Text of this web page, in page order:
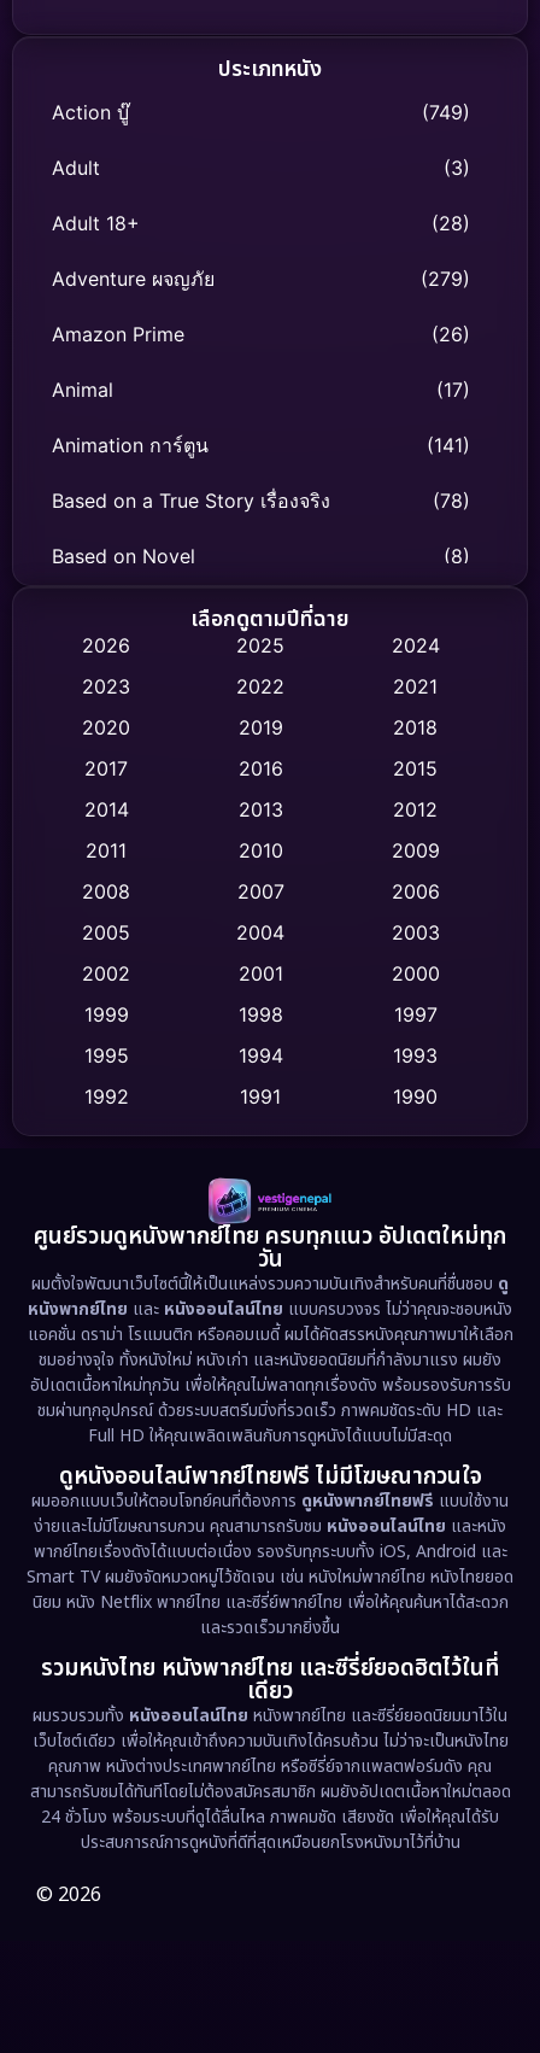
ประเภทหนัง
Action บู๊ (749)
Adult (3)
Adult 18+ (28)
Adventure ผจญภัย (279)
Amazon Prime (26)
Animal (17)
Animation การ์ตูน (141)
Based on a True Story เรื่องจริง (78)
Based on Novel (8)
Biography ชีวิตจริง
Classic หนังคลาสสิก (47)
Comedy ตลก (436)
Crime อาชญากรรม (513)
Cult Film
Dance เต้น (10)
Detective สืบสวน (59)
Disaster (13)
Disney+ (5)
Documentary สารคดี (93)
Drama ดราม่า (1,460)
Dystopian (17)
Emotional (61)
Epic มหากาพย์ (218)
Erotic (36)
Family ครอบครัว (363)
Fantasy จินตนาการ (326)
Fiction (9)
Film (57)
Gothic
เลือกดูตามปีที่ฉาย
2026 2025
2024
2023
2022
2021
2020
2019
2018
2017
2016
2015
2014
2013
2012
2011
2010
2009
2008
2007
2006
2005
2004
2003
2002
2001
2000
1999
1998
1997
1995
1994
1993
1992
1991
1990
1989
1988
1986
1983
1978
1962
ศูนย์รวมดูหนังพากย์ไทย ครบทุกแนว อัปเดตใหม่ทุก
วัน
ผมตั้งใจพัฒนาเว็บไซต์นี้ให้เป็นแหล่งรวมความบันเทิงสำหรับคนที่ชื่นชอบ ดู
หนังพากย์ไทย และ หนังออนไลน์ไทย แบบครบวงจร ไม่ว่าคุณจะชอบหนัง
แอคชั่น ดราม่า โรแมนติก หรือคอมเมดี้ ผมได้คัดสรรหนังคุณภาพมาให้เลือก
ชมอย่างจุใจ ทั้งหนังใหม่ หนังเก่า และหนังยอดนิยมที่กำลังมาแรง ผมยัง
อัปเดตเนื้อหาใหม่ทุกวัน เพื่อให้คุณไม่พลาดทุกเรื่องดัง พร้อมรองรับการรับ
ชมผ่านทุกอุปกรณ์ ด้วยระบบสตรีมมิ่งที่รวดเร็ว ภาพคมชัดระดับ HD และ
Full HD ให้คุณเพลิดเพลินกับการดูหนังได้แบบไม่มีสะดุด
ดูหนังออนไลน์พากย์ไทยฟรี ไม่มีโฆษณากวนใจ
ผมออกแบบเว็บให้ตอบโจทย์คนที่ต้องการ ดูหนังพากย์ไทยฟรี แบบใช้งาน
ง่ายและไม่มีโฆษณารบกวน คุณสามารถรับชม หนังออนไลน์ไทย และหนัง
พากย์ไทยเรื่องดังได้แบบต่อเนื่อง รองรับทุกระบบทั้ง iOS, Android และ
Smart TV ผมยังจัดหมวดหมู่ไว้ชัดเจน เช่น หนังใหม่พากย์ไทย หนังไทยยอด
นิยม หนัง Netflix พากย์ไทย และซีรี่ย์พากย์ไทย เพื่อให้คุณค้นหาได้สะดวก
และรวดเร็วมากยิ่งขึ้น
รวมหนังไทย หนังพากย์ไทย และซีรี่ย์ยอดฮิตไว้ในที่
เดียว
ผมรวบรวมทั้ง หนังออนไลน์ไทย หนังพากย์ไทย และซีรี่ย์ยอดนิยมมาไว้ใน
เว็บไซต์เดียว เพื่อให้คุณเข้าถึงความบันเทิงได้ครบถ้วน ไม่ว่าจะเป็นหนังไทย
คุณภาพ หนังต่างประเทศพากย์ไทย หรือซีรี่ย์จากแพลตฟอร์มดัง คุณ
สามารถรับชมได้ทันทีโดยไม่ต้องสมัครสมาชิก ผมยังอัปเดตเนื้อหาใหม่ตลอด
24 ชั่วโมง พร้อมระบบที่ดูได้ลื่นไหล ภาพคมชัด เสียงชัด เพื่อให้คุณได้รับ
ประสบการณ์การดูหนังที่ดีที่สุดเหมือนยกโรงหนังมาไว้ที่บ้าน
© 2026